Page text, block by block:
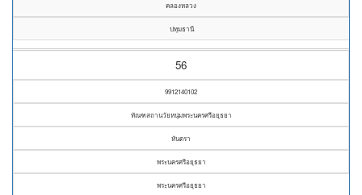
คลองหลวง
ปทุมธานี
56
9912140102
ทัณฑสถานวัยหนุ่มพระนครศรีอยุธยา
หันตรา
พระนครศรีอยุธยา
พระนครศรีอยุธยา